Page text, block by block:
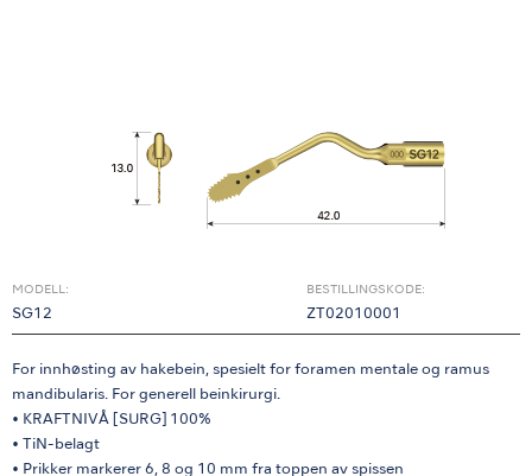
MODELL:
SG12
BESTILLINGSKODE:
ZT02010001
For innhøsting av hakebein, spesielt for foramen mentale og ramus
mandibularis. For generell beinkirurgi.
• KRAFTNIVÅ [SURG] 100%
• TiN-belagt
• Prikker markerer 6, 8 og 10 mm fra toppen av spissen